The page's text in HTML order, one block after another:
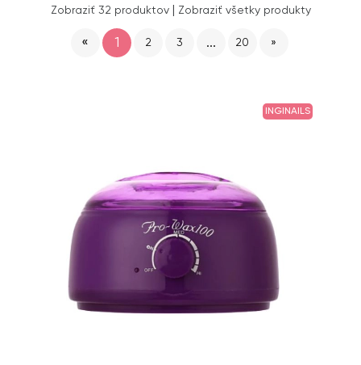
Zobraziť 32 produktov| Zobraziť všetky produkty
« 1 2 3 ... 20 »
INGINAILS